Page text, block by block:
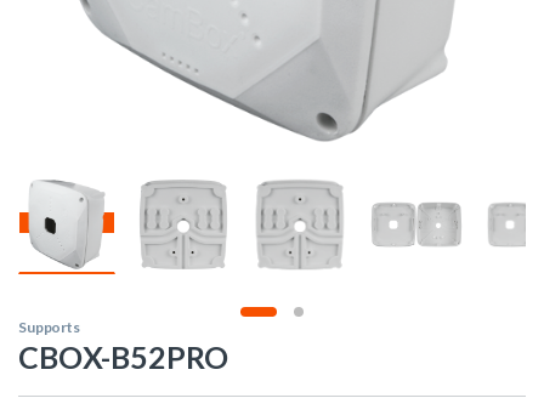
Supports
CBOX-B52PRO